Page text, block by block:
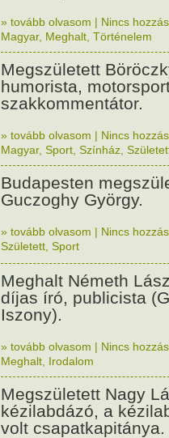
» tovább olvasom | Nincs
Magyar, Meghalt Történelem
Megszületett
humorista,
szakkommentátor.
» tovább olvasom | Nincs
Magyar, Sport Színház
Budapesten
Guczoghy György.
» tovább olvasom | Nincs
Született Sport
Meghalt Németh
díjas író, publicista
Iszony).
» tovább olvasom | Nincs
Meghalt Irodalom
Megszületett Nagy
kézilabdázó, a
volt csapatkapitánya.